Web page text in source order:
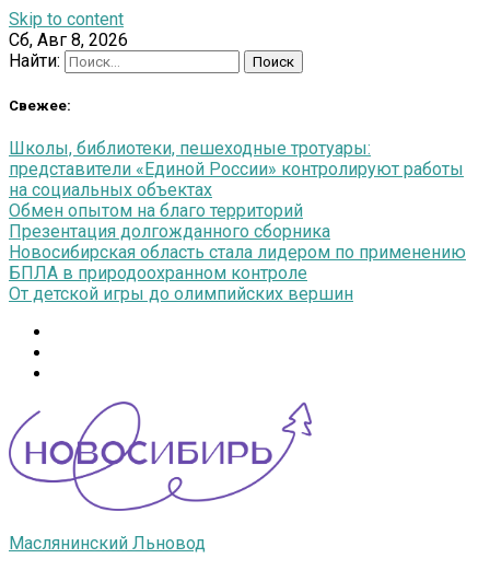
Skip to content
Сб, Авг 8, 2026
Найти:
Свежее:
Школы, библиотеки, пешеходные тротуары:
представители «Единой России» контролируют работы
на социальных объектах
Обмен опытом на благо территорий
Презентация долгожданного сборника
Новосибирская область стала лидером по применению
БПЛА в природоохранном контроле
От детской игры до олимпийских вершин
Маслянинский Льновод